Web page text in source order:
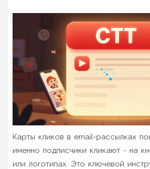
Карты кликов в email-рассылках
именно подписчики кликают - на
или логотипах. Это ключевой